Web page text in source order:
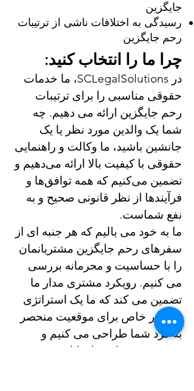
جایگزین
رسیدگی به اختلافات ناشی از ترتیبات
رحم جایگزین
چرا ما را انتخاب کنید:
در SCLegalSolutions، ما خدمات
حقوقی مناسبی را برای ترتیبات
رحم جایگزین ارائه می دهیم. چه
شما یک والدین مورد نظر یا یک
جانشین باشید، ما وکالت و راهنمایی
حقوقی با کیفیت بالا ارائه می‌دهیم و
تضمین می‌کنیم که همه توافق‌ها و
فرآیندها از نظر قانونی صحیح و به
نفع شماست.
ما به خود می بالیم که هر جنبه ای از
سفرهای رحم جایگزین مشتریانمان
را با حساسیت و محرمانه بررسی
می کنیم. رویکرد مشتری مدار ما
تضمین می کند که ما یک استراتژی
به طور خاص برای موقعیت منحصر
به فرد شما طراحی می کنیم و
متعهد هستیم که برای کاهش هر